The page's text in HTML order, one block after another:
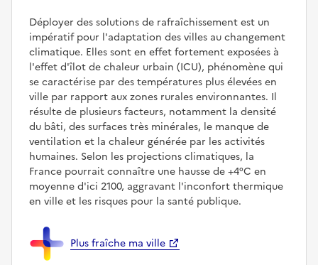
Déployer des solutions de rafraîchissement est un
impératif pour l'adaptation des villes au changement
climatique. Elles sont en effet fortement exposées à
l'effet d'îlot de chaleur urbain (ICU), phénomène qui
se caractérise par des températures plus élevées en
ville par rapport aux zones rurales environnantes. Il
résulte de plusieurs facteurs, notamment la densité
du bâti, des surfaces très minérales, le manque de
ventilation et la chaleur générée par les activités
humaines. Selon les projections climatiques, la
France pourrait connaître une hausse de +4°C en
moyenne d'ici 2100, aggravant l'inconfort thermique
en ville et les risques pour la santé publique.
Plus fraîche ma ville